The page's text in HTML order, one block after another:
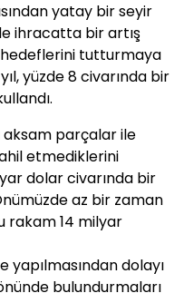
yatay bir seyir
ihracatta bir artış
hedeflerini tutturmaya
yüzde 8 civarında bir
aksam parçalar ile
etmediklerini
dolar civarında bir
az bir zaman
rakam 14 milyar
yapılmasından dolayı
bulundurmaları